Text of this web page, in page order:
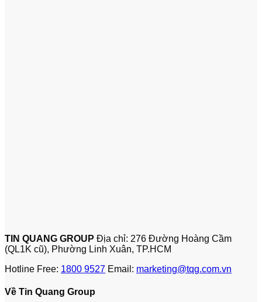
TIN QUANG GROUP Địa chỉ: 276 Đường Hoàng Cầm
(QL1K cũ), Phường Linh Xuân, TP.HCM
Hotline Free: 1800 9527 Email: marketing@tqg.com.vn
Về Tin Quang Group